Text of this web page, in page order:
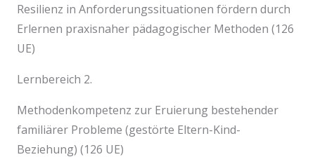
Resilienz in Anforderungssituationen fördern durch
Erlernen praxisnaher pädagogischer Methoden (126
UE)
Lernbereich 2.
Methodenkompetenz zur Eruierung bestehender
familiärer Probleme (gestörte Eltern-Kind-
Beziehung) (126 UE)